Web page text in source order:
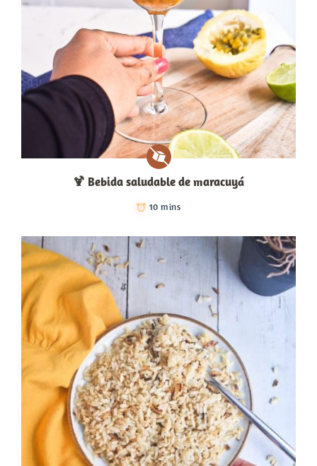
🍹​ Bebida saludable de maracuyá
10 mins